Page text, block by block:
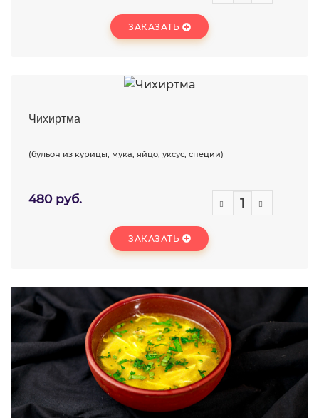
ЗАКАЗАТЬ
Чихиртма
(бульон из курицы, мука, яйцо, уксус, специи)
480 руб.
ЗАКАЗАТЬ